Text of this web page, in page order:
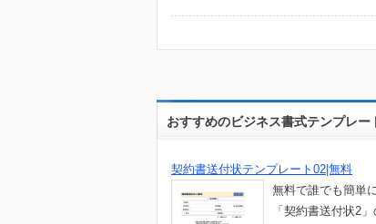
おすすめのビジネス書式テンプレー
契約書送付状テンプレート02|無料
無料で誰でも簡単
「契約書送付状2